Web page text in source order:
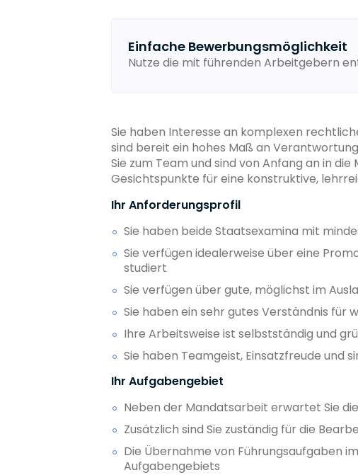
Einfache Bewerbungsmöglichkeit
Nutze die mit führenden Arbeitgebern
Sie haben Interesse an komplexen
sind bereit ein hohes Maß an
Sie zum Team und sind von Anfang an in
Gesichtspunkte für eine konstruktive,
Ihr Anforderungsprofil
Sie haben beide Staatsexamina mit
Sie verfügen idealerweise über eine
studiert
Sie verfügen über gute, möglichst im
Sie haben ein sehr gutes Verständnis für
Ihre Arbeitsweise ist selbstständig und
Sie haben Teamgeist, Einsatzfreude und
Ihr Aufgabengebiet
Neben der Mandatsarbeit erwartet Sie
Zusätzlich sind Sie zuständig für die
Die Übernahme von Führungsaufgaben
Aufgabengebiets